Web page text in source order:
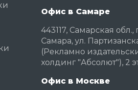
Офис в Самаре
443117, Самарская обл.,
Самара, ул.
(Рекламно
холдинг "Абсолют"), 2
Офис в Москве